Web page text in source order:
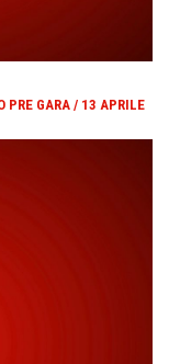
PRE GARA / 13 APRILE